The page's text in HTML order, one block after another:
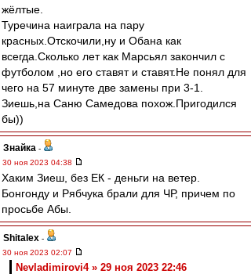
жёлтые.
Туречина наиграла на пару
красных.Отскочили,ну и Обана как
всегда.Сколько лет как Марсьял закончил с
футболом ,но его ставят и ставят.Не понял для
чего на 57 минуте две замены при 3-1.
Зиешь,на Саню Самедова похож.Пригодился
бы))
Знайка -
30 ноя 2023 04:38
Хаким Зиеш, без ЕК - деньги на ветер.
Бонгонду и Рябчука брали для ЧР, причем по
просьбе Абы.
Shitalex -
30 ноя 2023 02:07
Nevladimirovi4 » 29 ноя 2023 22:46